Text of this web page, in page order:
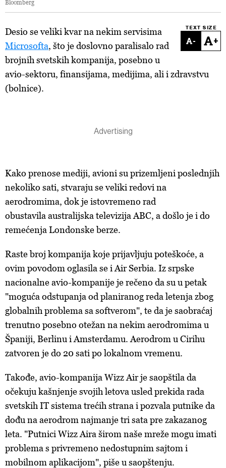
Bloomberg
TEXT SIZE
- +
Desio se veliki kvar na nekim servisima
Microsofta, što je doslovno paralisalo rad
brojnih svetskih kompanija, posebno u
avio-sektoru, finansijama, medijima, ali i zdravstvu
(bolnice).
Kako prenose mediji, avioni su prizemljeni poslednjih
nekoliko sati, stvaraju se veliki redovi na
aerodromima, dok je istovremeno rad
obustavila australijska televizija ABC, a došlo je i do
remećenja Londonske berze.
Raste broj kompanija koje prijavljuju poteškoće, a
ovim povodom oglasila se i Air Serbia. Iz srpske
nacionalne avio-kompanije je rečeno da su u petak
"moguća odstupanja od planiranog reda letenja zbog
globalnih problema sa softverom", te da je saobraćaj
trenutno posebno otežan na nekim aerodromima u
Španiji, Berlinu i Amsterdamu. Aerodrom u Cirihu
zatvoren je do 20 sati po lokalnom vremenu.
Takođe, avio-kompanija Wizz Air je saopštila da
očekuju kašnjenje svojih letova usled prekida rada
svetskih IT sistema trećih strana i pozvala putnike da
dođu na aerodrom najmanje tri sata pre zakazanog
leta. "Putnici Wizz Aira širom naše mreže mogu imati
problema s privremeno nedostupnim sajtom i
mobilnom aplikacijom", piše u saopštenju.